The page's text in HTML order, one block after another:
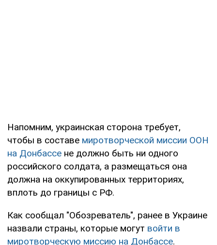
Напомним, украинская сторона требует,
чтобы в составе миротворческой миссии ООН
на Донбассе не должно быть ни одного
российского солдата, а размещаться она
должна на оккупированных территориях,
вплоть до границы с РФ.
Как сообщал "Обозреватель", ранее в Украине
назвали страны, которые могут войти в
миротворческую миссию на Донбассе.